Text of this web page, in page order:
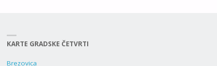
KARTE GRADSKE ČETVRTI
Brezovica